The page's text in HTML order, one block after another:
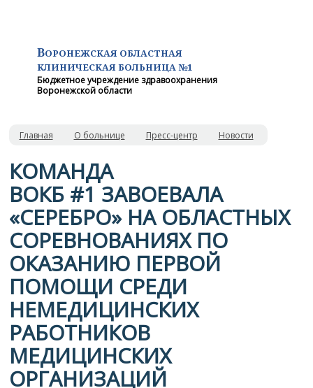
ВОРОНЕЖСКАЯ ОБЛАСТНАЯ
КЛИНИЧЕСКАЯ БОЛЬНИЦА №1
Бюджетное учреждение здравоохранения
Воронежской области
Главная О больнице Пресс-центр Новости
КОМАНДА
ВОКБ #1 ЗАВОЕВАЛА
«СЕРЕБРО» НА ОБЛАСТНЫХ
СОРЕВНОВАНИЯХ ПО
ОКАЗАНИЮ ПЕРВОЙ
ПОМОЩИ СРЕДИ
НЕМЕДИЦИНСКИХ
РАБОТНИКОВ
МЕДИЦИНСКИХ
ОРГАНИЗАЦИЙ